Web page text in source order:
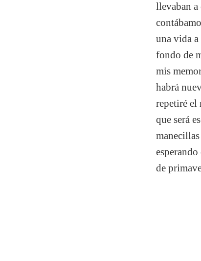
llevaban
una vida a
fondo de
mis
habrá
repetiré el
que será
de